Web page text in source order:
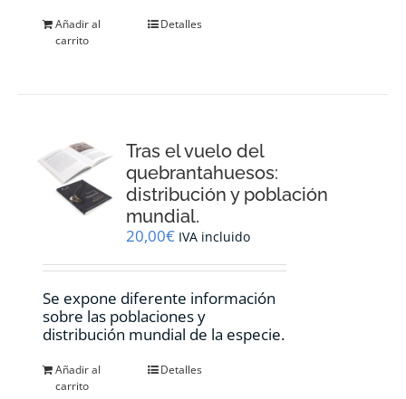
Añadir al
carrito
Detalles
Tras el vuelo del
quebrantahuesos:
distribución y población
mundial.
20,00€ IVA incluido
Se expone diferente información
sobre las poblaciones y
distribución mundial de la especie.
Añadir al
carrito
Detalles